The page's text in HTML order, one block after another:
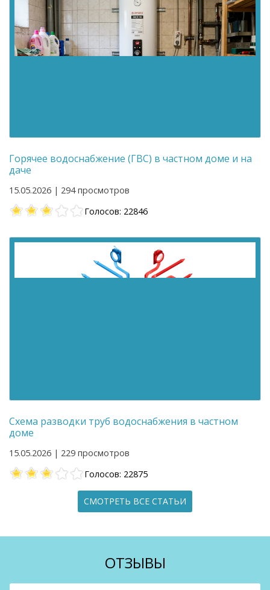
Горячее водоснабжение (ГВС) в частном доме и на
даче
15.05.2026 | 294 просмотров
Голосов: 22846
Схема разводки труб водоснабжения в частном
доме
15.05.2026 | 229 просмотров
Голосов: 22875
СМОТРЕТЬ ВСЕ СТАТЬИ
ОТЗЫВЫ